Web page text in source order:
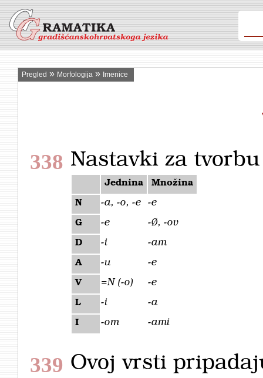
Pregled » Morfologija » Imenice
338 Nastavki za
Jednina
Množina
N
-a, -o, -e -e
G -e -Ø, -ov
D -i -am
A -u -e
V =N (-o) -e
L -i -a
I -om -ami
339 Ovoj vrsti